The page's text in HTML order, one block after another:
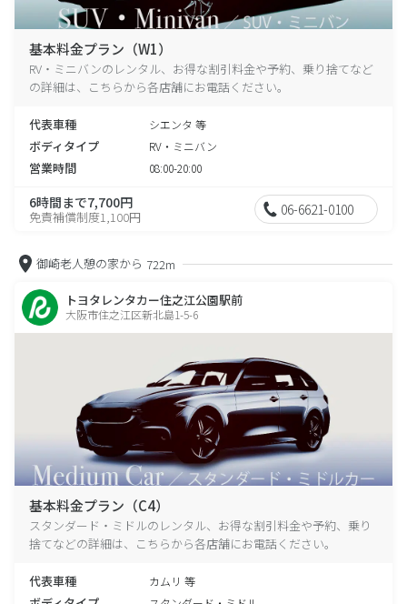
基本料金プラン（W1）
RV・ミニバンのレンタル、お得な割引料金や予約、乗り捨てなど
の詳細は、こちらから各店舗にお電話ください。
代表車種 シエンタ 等
ボディタイプ RV・ミニバン
営業時間 08:00-20:00
6時間まで7,700円
免責補償制度1,100円 06-6621-0100
御崎老人憩の家から 722m
トヨタレンタカー住之江公園駅前
大阪市住之江区新北島1-5-6
基本料金プラン（C4）
スタンダード・ミドルのレンタル、お得な割引料金や予約、乗り
捨てなどの詳細は、こちらから各店舗にお電話ください。
代表車種 カムリ 等